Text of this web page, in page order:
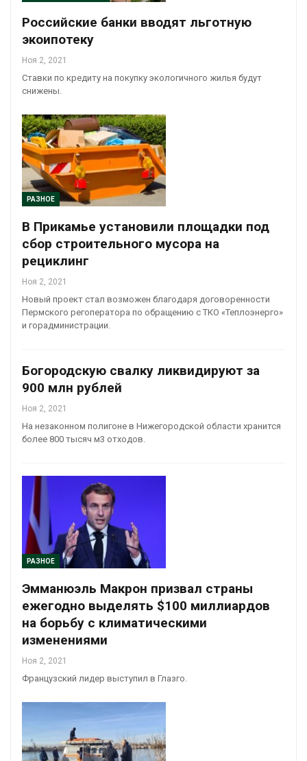
Российские банки вводят льготную
экоипотеку
Ноя 2, 2021
Ставки по кредиту на покупку экологичного жилья будут
снижены.
РАЗНОЕ
В Прикамье установили площадки под
сбор строительного мусора на
рециклинг
Ноя 2, 2021
Новый проект стал возможен благодаря договоренности
Пермского регоператора по обращению с ТКО «Теплоэнерго»
и горадминистрации.
Богородскую свалку ликвидируют за
900 млн рублей
Ноя 2, 2021
На незаконном полигоне в Нижегородской области хранится
более 800 тысяч м3 отходов.
РАЗНОЕ
Эмманюэль Макрон призвал страны
ежегодно выделять $100 миллиардов
на борьбу с климатическими
изменениями
Ноя 2, 2021
Французский лидер выступил в Глазго.